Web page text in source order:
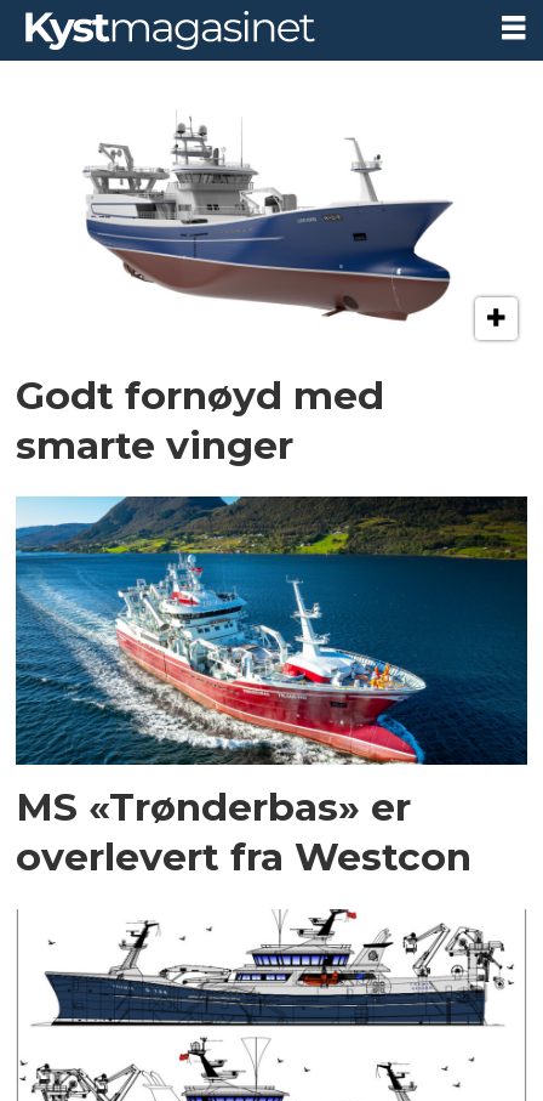
pelagisk
tråler
Godt fornøyd med
smarte vinger
MS «Trønderbas» er
overlevert fra Westcon